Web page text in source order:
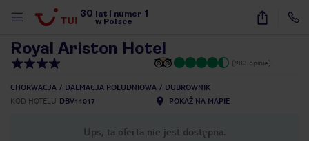
30 lat numer 1
w Polsce
41
Royal Ariston Hotel
(982 opinie)
CHORWACJA DALMACJA POŁUDNIOWA
DUBROWNIK
KOD HOTELU DBV11017 POKAŻ NA MAPIE
Ups, ta oferta nie jest dostępna.